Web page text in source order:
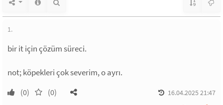
1.
bir it için çözüm süreci.
not; köpekleri çok severim, o ayrı.
(0) (0) 16.04.2025 21:47